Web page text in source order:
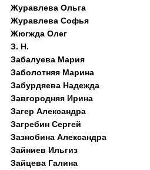
Журавлева Ольга
Журавлева Софья
Жюгжда Олег
З. Н.
Забалуева Мария
Заболотняя Марина
Забурдяева Надежда
Завгородняя Ирина
Загер Александра
Загребин Сергей
Зазнобина Александра
Зайниев Ильгиз
Зайцева Галина